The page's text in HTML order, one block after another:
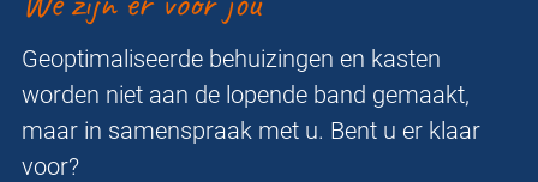
Geoptimaliseerde behuizingen en kasten
worden niet aan de lopende band gemaakt,
maar in samenspraak met u. Bent u er klaar
voor?